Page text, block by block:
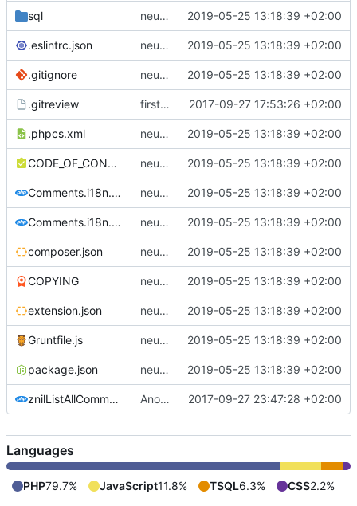
sql neue Version für Mediawiki ab Version 1.32 2019-05-25 13:18:39 +02:00
.eslintrc.json neue Version für Mediawiki ab Version 1.32 2019-05-25 13:18:39 +02:00
.gitignore neue Version für Mediawiki ab Version 1.32 2019-05-25 13:18:39 +02:00
.gitreview first commit 2017-09-27 17:53:26 +02:00
.phpcs.xml neue Version für Mediawiki ab Version 1.32 2019-05-25 13:18:39 +02:00
CODE_OF_CONDUCT.md neue Version für Mediawiki ab Version 1.32 2019-05-25 13:18:39 +02:00
Comments.i18n.alias.php neue Version für Mediawiki ab Version 1.32 2019-05-25 13:18:39 +02:00
Comments.i18n.magic.php neue Version für Mediawiki ab Version 1.32 2019-05-25 13:18:39 +02:00
composer.json neue Version für Mediawiki ab Version 1.32 2019-05-25 13:18:39 +02:00
COPYING neue Version für Mediawiki ab Version 1.32 2019-05-25 13:18:39 +02:00
extension.json neue Version für Mediawiki ab Version 1.32 2019-05-25 13:18:39 +02:00
Gruntfile.js neue Version für Mediawiki ab Version 1.32 2019-05-25 13:18:39 +02:00
package.json neue Version für Mediawiki ab Version 1.32 2019-05-25 13:18:39 +02:00
znilListAllComments.php Anonym statt IP anzeigen 2017-09-27 23:47:28 +02:00
Languages
PHP79.7% JavaScript11.8% TSQL6.3% CSS2.2%